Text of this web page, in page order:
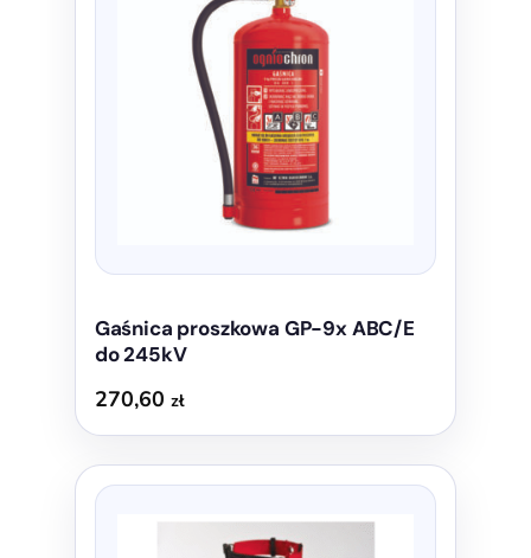
Gaśnica proszkowa GP-9x ABC/E
do 245kV
270,60 zł